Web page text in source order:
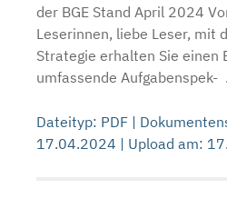
der BGE Stand April 2024
Leserinnen, liebe Leser, mit
Strategie erhalten Sie einen
umfassende Aufgabenspek-
Dateityp: PDF |
17.04.2024 | Upload am: